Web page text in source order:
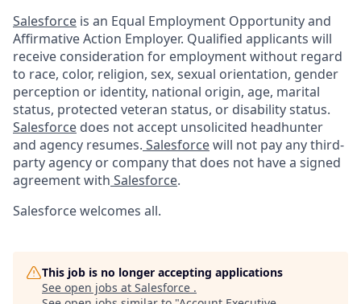
Salesforce is an Equal Employment Opportunity and
Affirmative Action Employer. Qualified applicants will
receive consideration for employment without regard
to race, color, religion, sex, sexual orientation, gender
perception or identity, national origin, age, marital
status, protected veteran status, or disability status.
Salesforce does not accept unsolicited headhunter
and agency resumes. Salesforcewill not pay any third-
party agency or company that does not have a signed
agreement with Salesforce.
Salesforce welcomes all.
This job is no longer accepting applications
See open jobs at Salesforce .